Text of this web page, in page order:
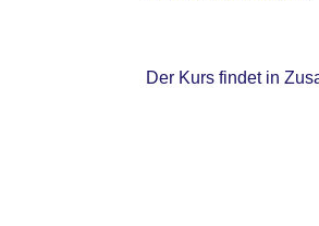
Der Kurs findet in